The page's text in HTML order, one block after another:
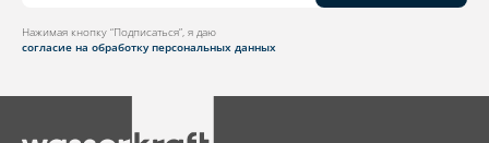
Нажимая кнопку “Подписаться”, я даю
согласие на обработку персональных данных